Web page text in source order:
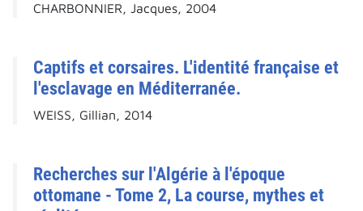
CHARBONNIER, Jacques, 2004
Captifs et corsaires. L'identité française et
l'esclavage en Méditerranée.
WEISS, Gillian, 2014
Recherches sur l'Algérie à l'époque
ottomane - Tome 2, La course, mythes et